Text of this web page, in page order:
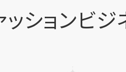
ッションビ